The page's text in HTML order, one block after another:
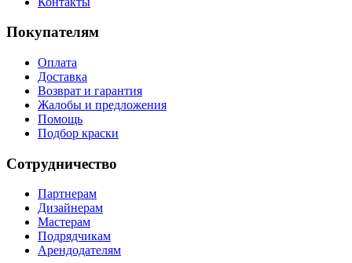
Покупателям
Оплата
Доставка
Возврат и гарантия
Жалобы и предложения
Помощь
Подбор краски
Сотрудничество
Партнерам
Дизайнерам
Мастерам
Подрядчикам
Арендодателям